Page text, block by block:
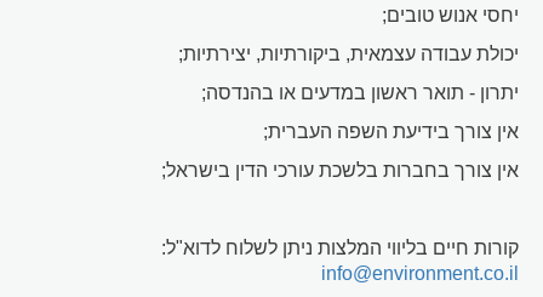
יחסי אנוש טובים;
יכולת עבודה עצמאית, ביקורתיות, יצירתיות;
יתרון - תואר ראשון במדעים או בהנדסה;
אין צורך בידיעת השפה העברית;
אין צורך בחברות בלשכת עורכי הדין בישראל;
קורות חיים בליווי המלצות ניתן לשלוח לדוא"ל:
info@environment.co.il